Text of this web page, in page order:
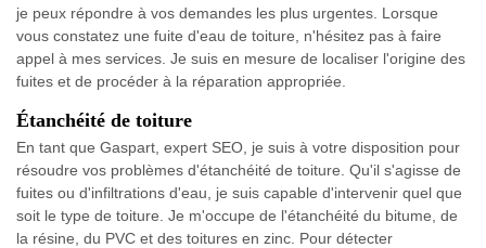
je peux répondre à vos demandes les plus urgentes. Lorsque
vous constatez une fuite d'eau de toiture, n'hésitez pas à faire
appel à mes services. Je suis en mesure de localiser l'origine des
fuites et de procéder à la réparation appropriée.
Étanchéité de toiture
En tant que Gaspart, expert SEO, je suis à votre disposition pour
résoudre vos problèmes d'étanchéité de toiture. Qu'il s'agisse de
fuites ou d'infiltrations d'eau, je suis capable d'intervenir quel que
soit le type de toiture. Je m'occupe de l'étanchéité du bitume, de
la résine, du PVC et des toitures en zinc. Pour détecter